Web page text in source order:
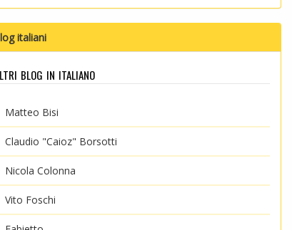
italiani
blog in italiano
Matteo Bisi
Claudio "Caioz" Borsotti
Nicola Colonna
Vito Foschi